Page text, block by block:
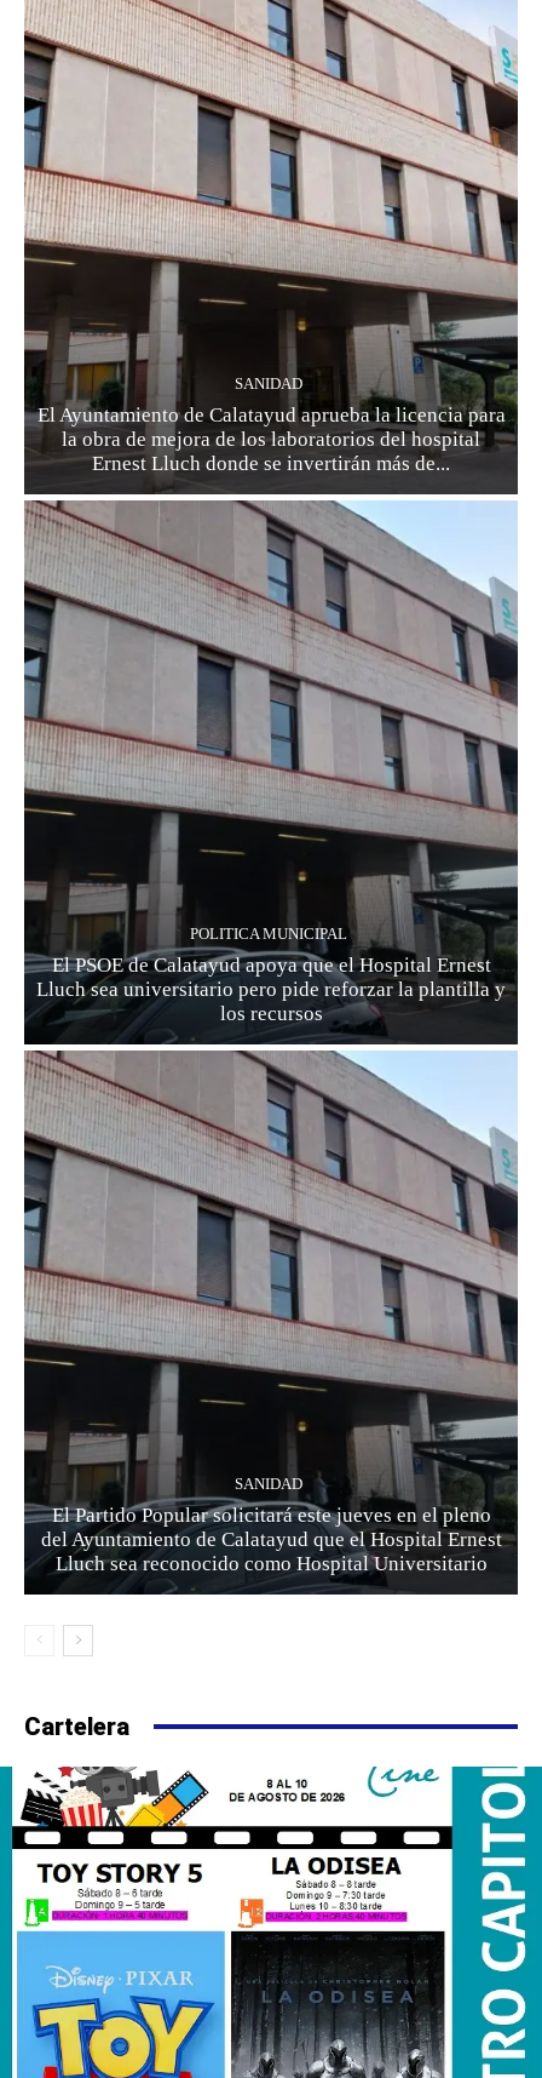
SANIDAD
El Ayuntamiento de Calatayud aprueba la licencia para
la obra de mejora de los laboratorios del hospital
Ernest Lluch donde se invertirán más de...
POLITICA MUNICIPAL
El PSOE de Calatayud apoya que el Hospital Ernest
Lluch sea universitario pero pide reforzar la plantilla y
los recursos
SANIDAD
El Partido Popular solicitará este jueves en el pleno
del Ayuntamiento de Calatayud que el Hospital Ernest
Lluch sea reconocido como Hospital Universitario
Cartelera